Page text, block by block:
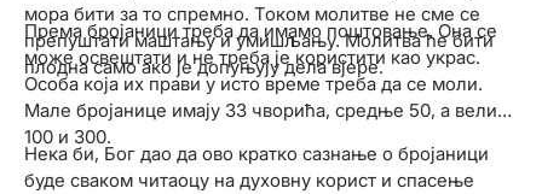
мора бити за то спремно. Током молитве не сме се
препуштати маштању и умишљању. Молитва ће бити
плодна само ако је допуњују дела вјере.
Према бројаници треба да имамо поштовање. Она се
може освештати и не треба је користити као украс.
Особа која их прави у исто време треба да се моли.
Мале бројанице имају 33 чворића, средње 50, а велике
100 и 300.
Нека би, Бог дао да ово кратко сазнање о бројаници
буде сваком читаоцу на духовну корист и спасење